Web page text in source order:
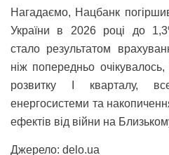
Нагадаємо, Нацбанк
України в 2026 році до
стало результатом
ніж попередньо очікувалось,
розвитку I кварталу,
енергосистеми та
ефектів від війни на
Джерело: delo.ua